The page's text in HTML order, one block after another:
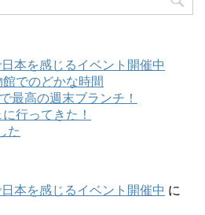
本を感じるイベント開催中
でのどかな時間
最高の週末ブランチ！
行ってきた！
た
本を感じるイベント開催中 に